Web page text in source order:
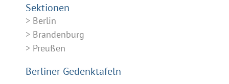
Sektionen
Berlin
Brandenburg
Preußen
Berliner Gedenktafeln